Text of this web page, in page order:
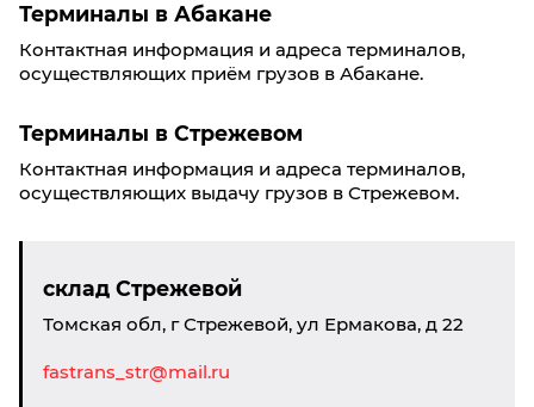
Терминалы в Абакане
Контактная информация и адреса терминалов,
осуществляющих приём грузов в Абакане.
Терминалы в Стрежевом
Контактная информация и адреса терминалов,
осуществляющих выдачу грузов в Стрежевом.
склад Стрежевой
Томская обл, г Стрежевой, ул Ермакова, д 22
fastrans_str@mail.ru